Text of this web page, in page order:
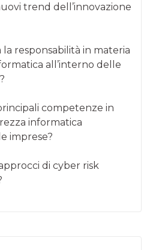
trend dell’innovazione
la responsabilità in materia
all’interno delle
competenze in
informatica
imprese?
di cyber risk